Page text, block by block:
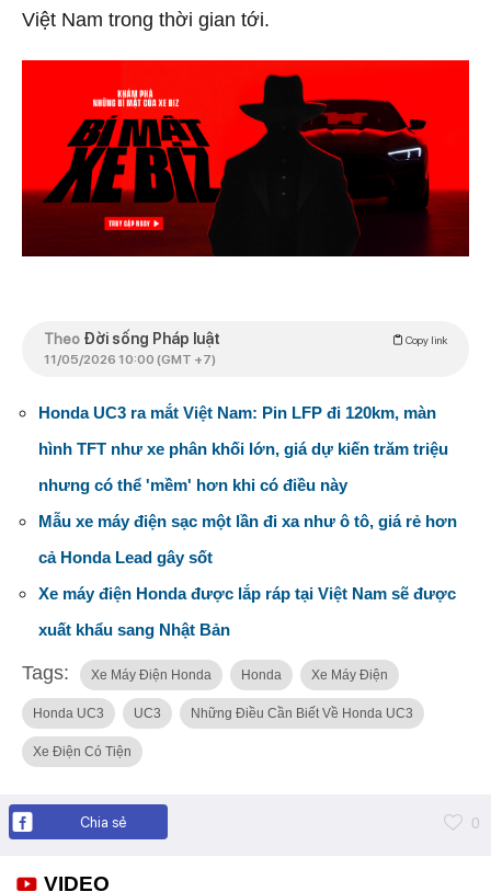
Việt Nam trong thời gian tới.
Theo Đời sống Pháp luật Copy link
11/05/2026 10:00 (GMT +7)
Honda UC3 ra mắt Việt Nam: Pin LFP đi 120km, màn
hình TFT như xe phân khối lớn, giá dự kiến trăm triệu
nhưng có thể 'mềm' hơn khi có điều này
Mẫu xe máy điện sạc một lần đi xa như ô tô, giá rẻ hơn
cả Honda Lead gây sốt
Xe máy điện Honda được lắp ráp tại Việt Nam sẽ được
xuất khẩu sang Nhật Bản
Tags: Xe Máy Điện Honda Honda Xe Máy Điện
Honda UC3 UC3 Những Điều Cần Biết Về Honda UC3
Xe Điện Có Tiện
Chia sẻ 0
VIDEO